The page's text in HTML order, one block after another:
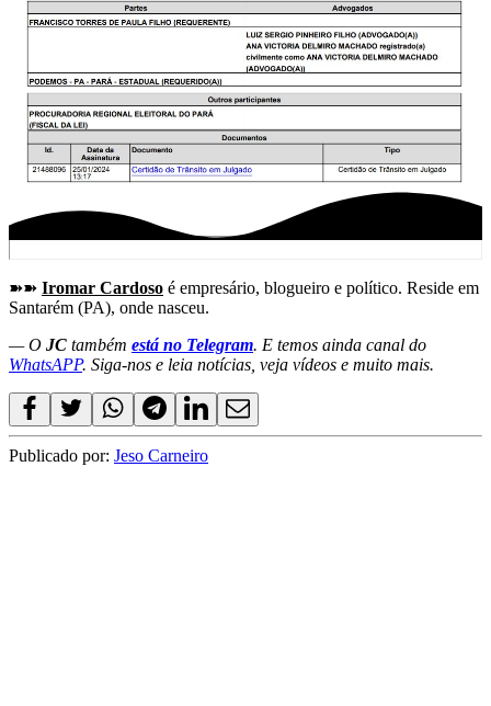
➽➽ Iromar Cardoso é empresário, blogueiro e político. Reside em
Santarém (PA), onde nasceu.
— O JC também está no Telegram. E temos ainda canal do
WhatsAPP. Siga-nos e leia notícias, veja vídeos e muito mais.
Publicado por: Jeso Carneiro